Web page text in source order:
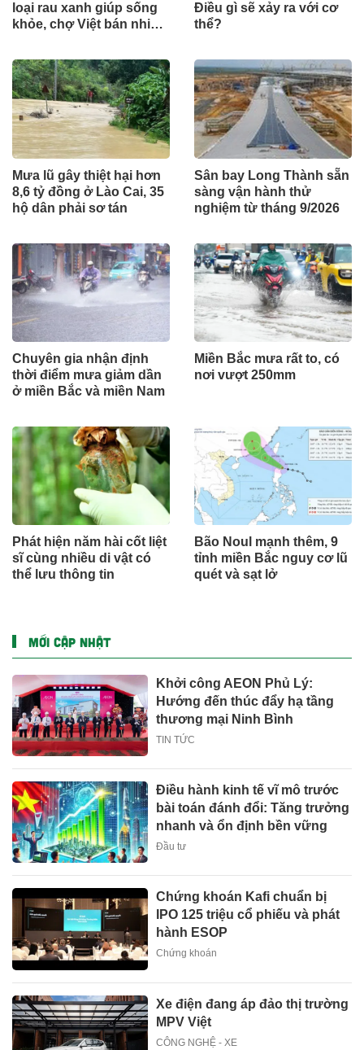
loại rau xanh giúp sống
khỏe, chợ Việt bán nhiều
Điều gì sẽ xảy ra với cơ
thể?
Mưa lũ gây thiệt hại hơn
8,6 tỷ đồng ở Lào Cai, 35
hộ dân phải sơ tán
Sân bay Long Thành sẵn
sàng vận hành thử
nghiệm từ tháng 9/2026
Chuyên gia nhận định
thời điểm mưa giảm dần
ở miền Bắc và miền Nam
Miền Bắc mưa rất to, có
nơi vượt 250mm
Phát hiện năm hài cốt liệt
sĩ cùng nhiều di vật có
thể lưu thông tin
Bão Noul mạnh thêm, 9
tỉnh miền Bắc nguy cơ lũ
quét và sạt lở
MỚI CẬP NHẬT
Khởi công AEON Phủ Lý:
Hướng đến thúc đẩy hạ tầng
thương mại Ninh Bình
TIN TỨC
Điều hành kinh tế vĩ mô trước
bài toán đánh đổi: Tăng trưởng
nhanh và ổn định bền vững
Đầu tư
Chứng khoán Kafi chuẩn bị
IPO 125 triệu cổ phiếu và phát
hành ESOP
Chứng khoán
Xe điện đang áp đảo thị trường
MPV Việt
CÔNG NGHỆ - XE